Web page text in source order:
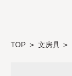
TOP > 文房具 >